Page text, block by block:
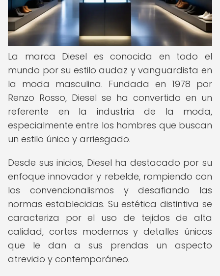
La marca Diesel es conocida en todo el
mundo por su estilo audaz y vanguardista en
la moda masculina. Fundada en 1978 por
Renzo Rosso, Diesel se ha convertido en un
referente en la industria de la moda,
especialmente entre los hombres que buscan
un estilo único y arriesgado.
Desde sus inicios, Diesel ha destacado por su
enfoque innovador y rebelde, rompiendo con
los convencionalismos y desafiando las
normas establecidas. Su estética distintiva se
caracteriza por el uso de tejidos de alta
calidad, cortes modernos y detalles únicos
que le dan a sus prendas un aspecto
atrevido y contemporáneo.